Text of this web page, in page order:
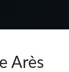
Arès